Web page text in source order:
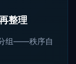
整理
组——秩序自